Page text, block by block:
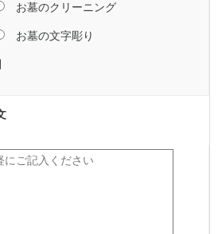
お墓のクリーニング
お墓の文字彫り